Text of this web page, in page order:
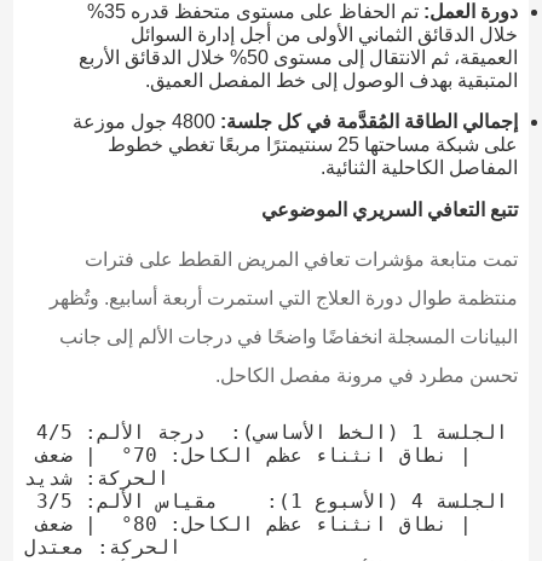
دورة العمل:
تم الحفاظ على مستوى متحفظ قدره 35%
خلال الدقائق الثماني الأولى من أجل إدارة السوائل
العميقة، ثم الانتقال إلى مستوى 50% خلال الدقائق الأربع
المتبقية بهدف الوصول إلى خط المفصل العميق.
إجمالي الطاقة المُقدَّمة في كل جلسة:
4800 جول موزعة
على شبكة مساحتها 25 سنتيمترًا مربعًا تغطي خطوط
المفاصل الكاحلية الثنائية.
تتبع التعافي السريري الموضوعي
تمت متابعة مؤشرات تعافي المريض القطط على فترات
منتظمة طوال دورة العلاج التي استمرت أربعة أسابيع. وتُظهر
البيانات المسجلة انخفاضًا واضحًا في درجات الألم إلى جانب
تحسن مطرد في مرونة مفصل الكاحل.
| نطاق انثناء عظم الكاحل: 70°  | ضعف
الحركة: شديد
| نطاق انثناء عظم الكاحل: 80°  | ضعف
الحركة: معتدل